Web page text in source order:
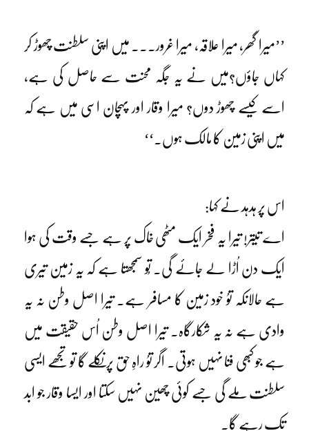
’’میرا گھر، میرا علاقہ، میرا غرور۔۔۔ میں اپنی سلطنت چھوڑ کر
کہاں جاؤں؟میں نے یہ جگہ محنت سے حاصل کی ہے،
اسے کیسے چھوڑ دوں؟ میرا وقار اور پہچان اسی میں ہے کہ
میں اپنی زمین کا مالک ہوں۔‘‘
اس پر ہدہد نے کہا:
اے تیتر! تیرا یہ فخر ایک مٹھی خاک پر ہے جسے وقت کی ہوا
ایک دن اُڑا لے جائے گی۔ تُو سمجھتا ہے کہ یہ زمین تیری
ہے حالانکہ توُ خود زمین کا مسافر ہے۔ تیرا اصل وطن نہ یہ
وادی ہے نہ یہ شکارگاہ۔ تیرا اصل وطن اُس حقیقت میں
ہے جو کبھی فنا نہیں ہوتی۔ اگر توُ راہِ حق پر نکلے گا تو تجھے ایسی
سلطنت ملے گی جسے کوئی چھین نہیں سکتا اور ایسا وقار جو ابد
تک رہے گا۔